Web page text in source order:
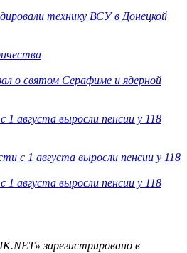
технику ВСУ в Донецкой
о святом Серафиме и ядерной
1 августа выросли пенсии у 118
1 августа выросли пенсии у 118
зарегистрировано в